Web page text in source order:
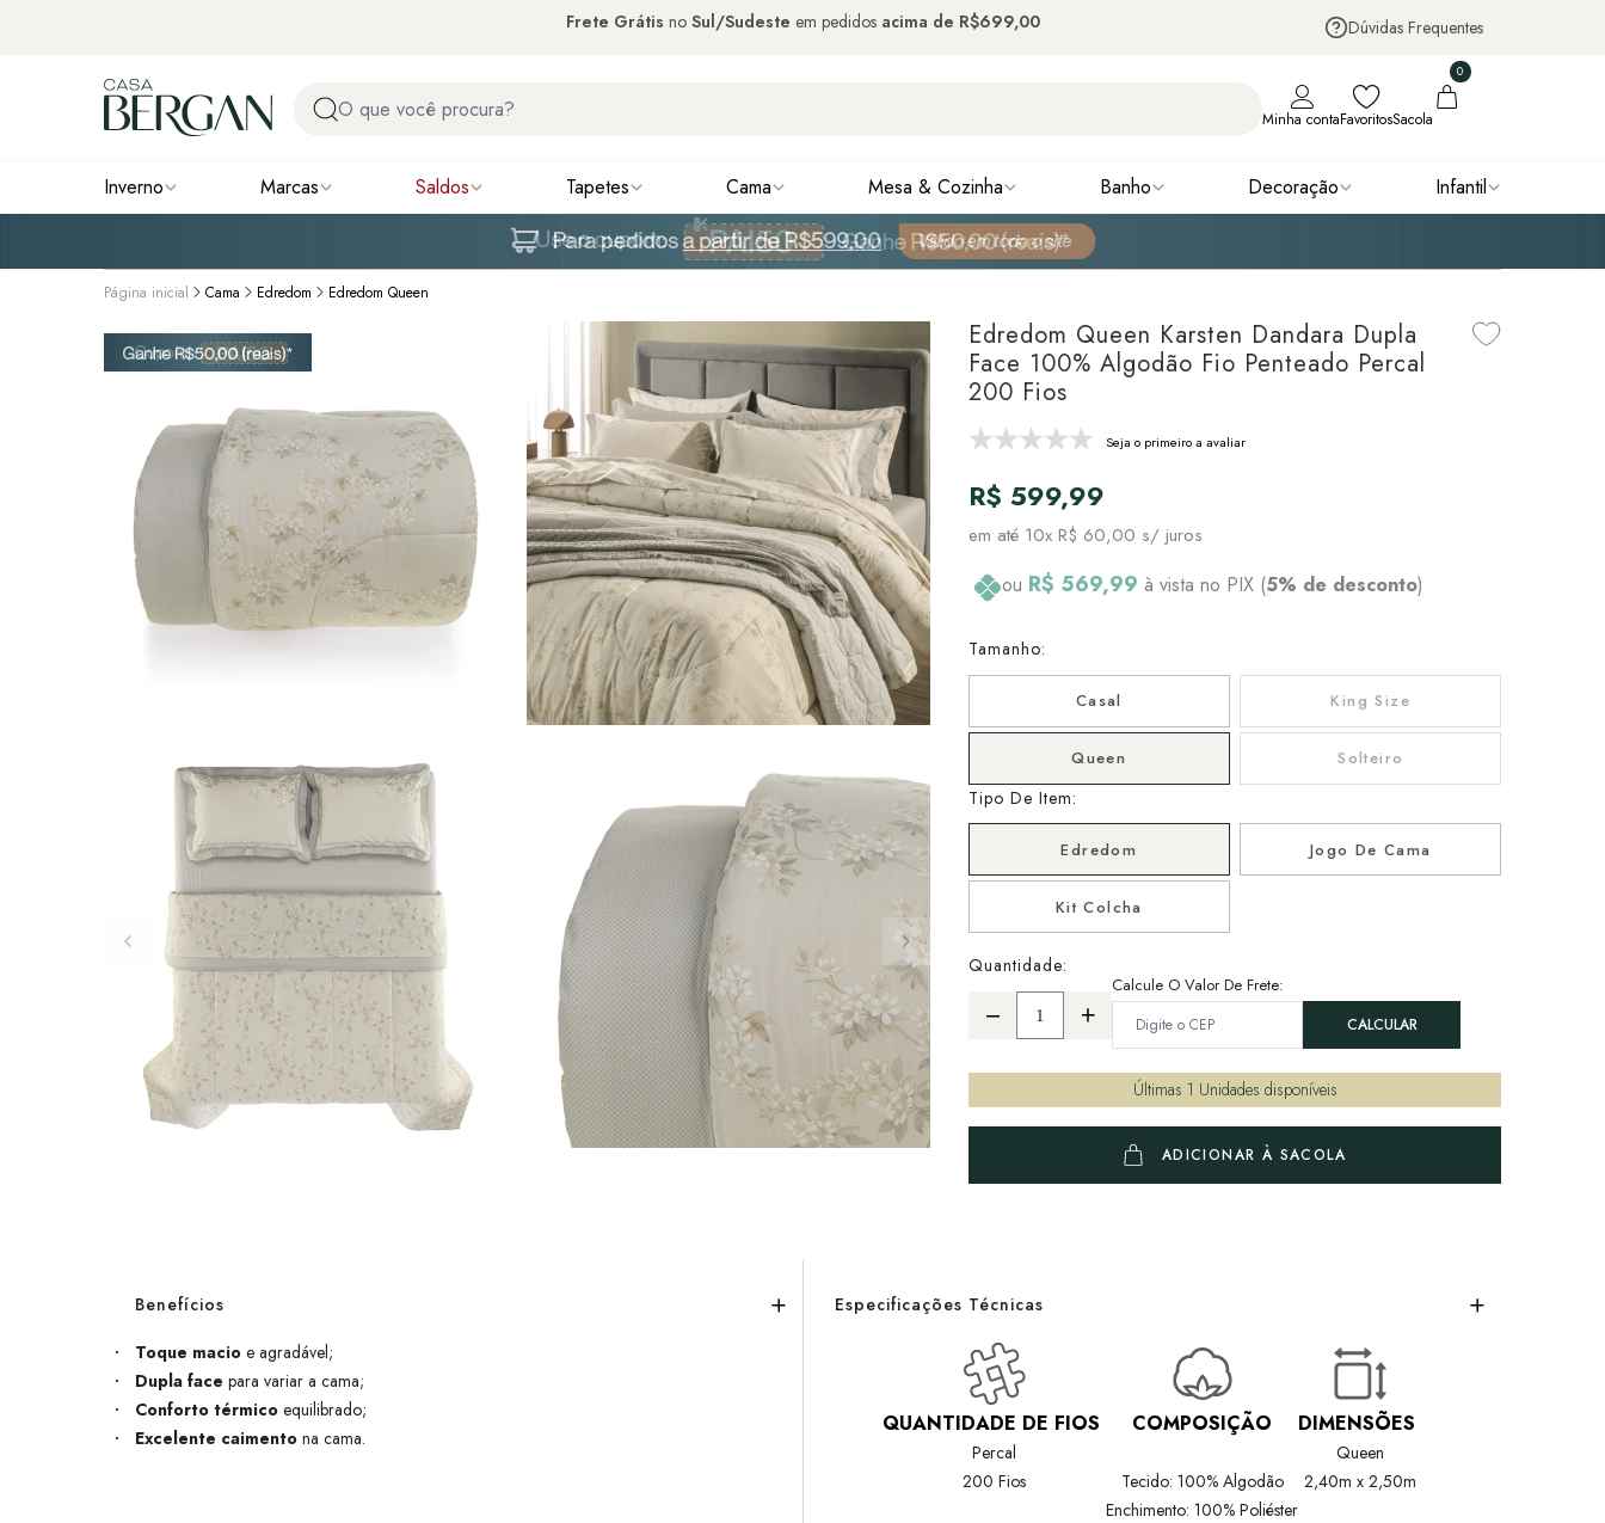
Dúvidas Frequentes
Frete Grátis no Sul/Sudeste em pedidos acima de R$699,00
Minha contaFavoritosSacola
0
Inverno Marcas Saldos Tapetes Cama Mesa & Cozinha Banho Decoração Infantil
Página inicial Cama Edredom Edredom Queen
Edredom Queen Karsten Dandara Dupla
Face 100% Algodão Fio Penteado Percal
200 Fios
Seja o primeiro a avaliar
R$ 599,99
em até 10x R$ 60,00 s/ juros
ou R$ 569,99 à vista no PIX (5% de desconto)
Tipo De Item:
Edredom Jogo De Cama
Kit Colcha
Tamanho:
Casal King Size
Queen Solteiro
Quantidade:
Calcule O Valor De Frete:
Últimas 1 Unidades disponíveis
ADICIONAR À SACOLA
Benefícios
Toque macio e agradável;
Dupla face para variar a cama;
Conforto térmico equilibrado;
Excelente caimento na cama.
Especificações Técnicas
QUANTIDADE DE FIOS
Percal
200 Fios
COMPOSIÇÃO
Tecido: 100% Algodão
Enchimento: 100% Poliéster
DIMENSÕES
Queen
2,40m x 2,50m